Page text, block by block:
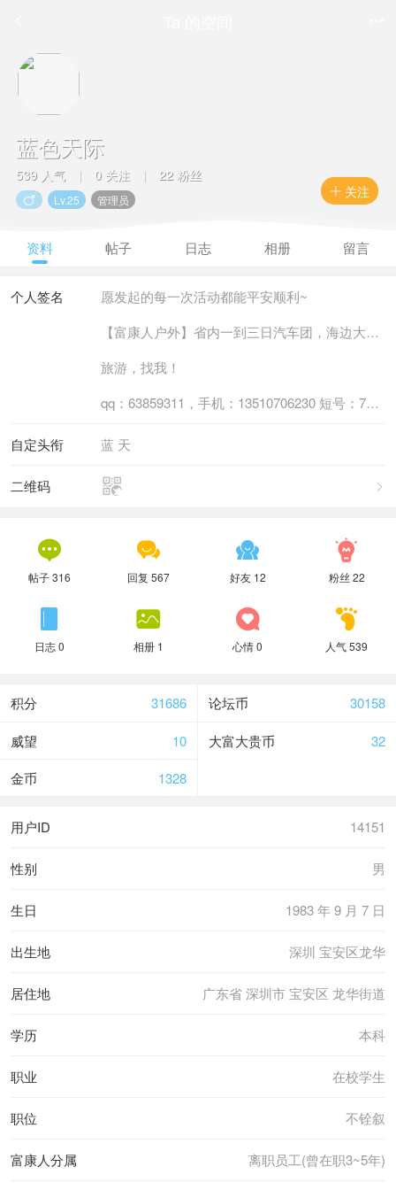
 关注
蓝色天际
539 人气 | 0 关注 | 22 粉丝
 Lv.25 管理员
资料 帖子 日志 相册 留言
愿发起的每一次活动都能平安顺利~
【富康人户外】省内一到三日汽车团，海边大型团队【趣之旅】
旅游，找我！
qq：63859311，手机：13510706230 短号：766035
个人签名
蓝 天
自定头衔


二维码

帖子 316

回复 567

好友 12

粉丝 22

日志 0

相册 1

心情 0

人气 539
31686
积分 30158
论坛币
10
威望 32
大富大贵币
1328
金币
14151
用户ID
男
性别
1983 年 9 月 7 日
生日
深圳 宝安区龙华
出生地
广东省 深圳市 宝安区 龙华街道
居住地
本科
学历
在校学生
职业
不铨叙
职位
离职员工(曾在职3~5年)
富康人分属